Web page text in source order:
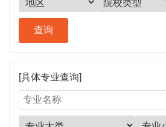
[具体专业查询]